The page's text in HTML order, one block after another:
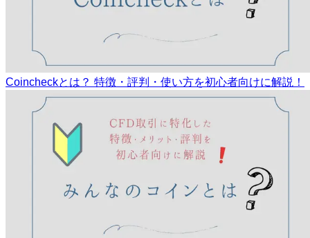
Coincheckとは？ 特徴・評判・使い方を初心者向けに解説！